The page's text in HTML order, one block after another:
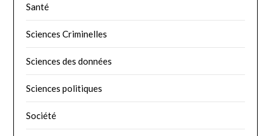
Santé
Sciences Criminelles
Sciences des données
Sciences politiques
Société